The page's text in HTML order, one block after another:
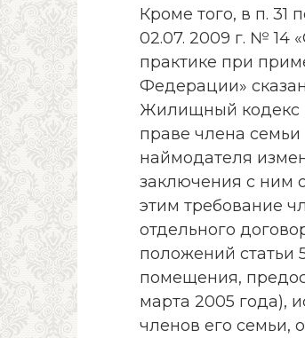
Кроме того, в п.
02.07. 2009 г. № 14
практике при
Федерации»
Жилищный кодекс
праве члена
наймодателя
заключения с ним
этим требование
отдельного
положений статьи
помещения,
марта 2005 года),
членов его семьи,